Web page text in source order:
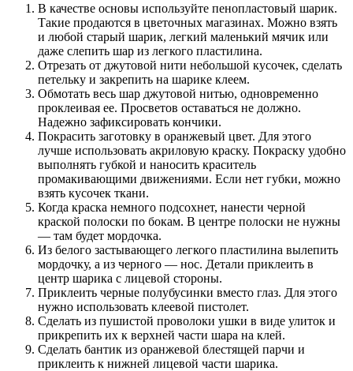
В качестве основы используйте пенопластовый шарик.
Такие продаются в цветочных магазинах. Можно взять
и любой старый шарик, легкий маленький мячик или
даже слепить шар из легкого пластилина.
Отрезать от джутовой нити небольшой кусочек, сделать
петельку и закрепить на шарике клеем.
Обмотать весь шар джутовой нитью, одновременно
проклеивая ее. Просветов оставаться не должно.
Надежно зафиксировать кончики.
Покрасить заготовку в оранжевый цвет. Для этого
лучше использовать акриловую краску. Покраску удобно
выполнять губкой и наносить краситель
промакивающими движениями. Если нет губки, можно
взять кусочек ткани.
Когда краска немного подсохнет, нанести черной
краской полоски по бокам. В центре полоски не нужны
— там будет мордочка.
Из белого застывающего легкого пластилина вылепить
мордочку, а из черного — нос. Детали приклеить в
центр шарика с лицевой стороны.
Приклеить черные полубусинки вместо глаз. Для этого
нужно использовать клеевой пистолет.
Сделать из пушистой проволоки ушки в виде улиток и
прикрепить их к верхней части шара на клей.
Сделать бантик из оранжевой блестящей парчи и
приклеить к нижней лицевой части шарика.